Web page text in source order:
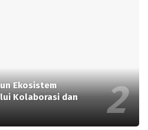
Ekosistem
Kolaborasi dan